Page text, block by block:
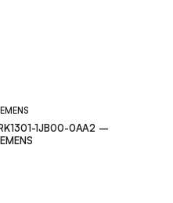
1JB00-0AA2 –